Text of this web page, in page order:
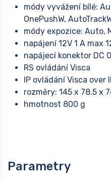
módy vyvážení bílé:
OnePushW,
módy expozice: Auto,
napájení 12V 1 A max
napájecí konektor DC
RS ovládání Visca
IP ovládání Visca over
rozměry: 145 x 78.5 x
hmotnost 800 g
Parametry